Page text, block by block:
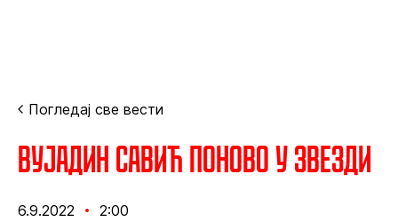
Погледај све вести
Вујадин Савић поново у Звезди
6.9.2022 2:00